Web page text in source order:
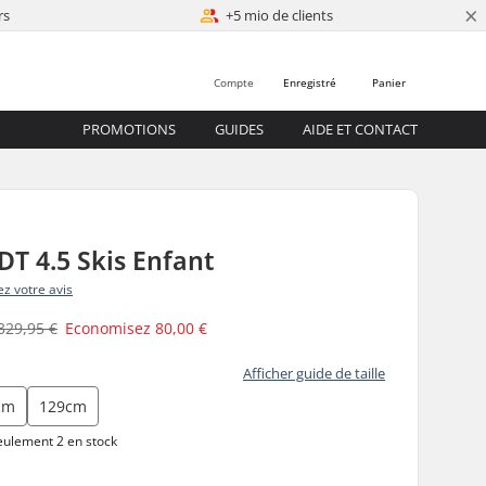
+5 mio de clients ×
Panier
Enregistré
Compte
PROMOTIONS GUIDES AIDE ET CONTACT
4.5 Skis Enfant
votre avis
€ Economisez80,00 €
Afficher guide de taille
129cm
2 en stock